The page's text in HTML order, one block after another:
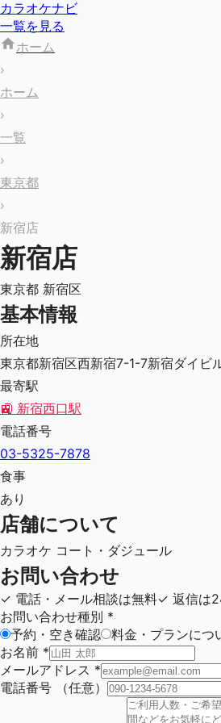
カラオケナビ
一覧を見る
ホーム
›
ホーム
›
一覧
›
東京都
›
新宿店
新宿店
東京都 新宿区
基本情報
所在地
東京都新宿区西新宿7-1-7新宿ダイビ
最寄駅
🚉 新宿西口駅
電話番号
03-5325-7878
食事
あり
店舗について
カラオケ コート・ダジュール
お問い合わせ
✓ 電話・メール相談は無料✓ 返信は
お問い合わせ種別 *
予約・空き確認
料金・プランにつ
お名前 *
メールアドレス *
電話番号
（任意）